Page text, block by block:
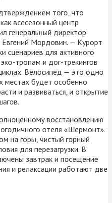
того, что
всесезонный центр
генеральный директор
Мордовин. — Курорт
сценариев для активного
тропам и дог-трекингов
Велосипед — это одно
местах будет особенно
и развиваться, и открытие
восстановлению
отеля «Шермонт».
на горы, чистый горный
для перезагрузки. В
завтрак и посещение
и релаксации работают две